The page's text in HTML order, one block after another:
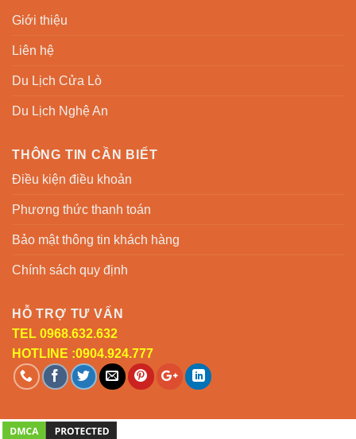
Giới thiệu
Liên hệ
Du Lịch Cửa Lò
Du Lịch Nghệ An
THÔNG TIN CẦN BIẾT
Điều kiện điều khoản
Phương thức thanh toán
Bảo mật thông tin khách hàng
Chính sách quy định
HỖ TRỢ TƯ VẤN
TEL 0968.632.632
HOTLINE :0904.924.777